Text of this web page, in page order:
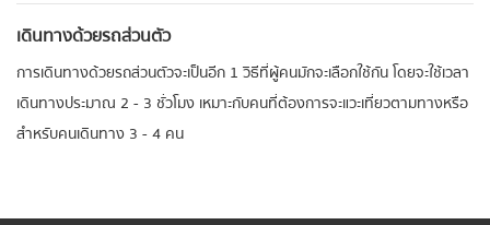
เดินทางด้วยรถส่วนตัว
การเดินทางด้วยรถส่วนตัวจะเป็นอีก 1 วิธีที่ผู้คนมักจะเลือกใช้กัน โดยจะใช้เวลา
เดินทางประมาณ 2 - 3 ชั่วโมง เหมาะกับคนที่ต้องการจะแวะเที่ยวตามทางหรือ
สำหรับคนเดินทาง 3 - 4 คน